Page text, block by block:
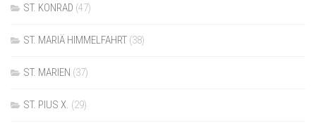
ST. KONRAD (47)
ST. MARIÄ HIMMELFAHRT (38)
ST. MARIEN (37)
ST. PIUS X. (29)